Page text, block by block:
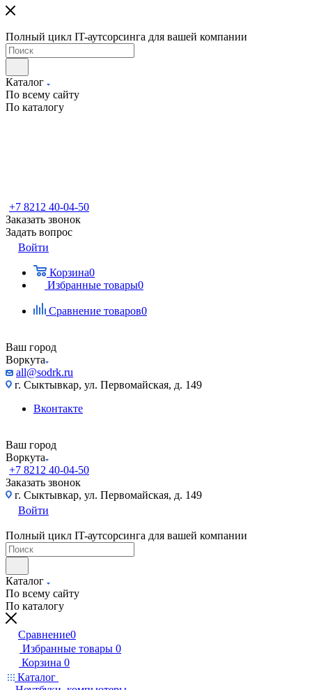
Полный цикл IT-аутсорсинга для вашей компании
Каталог
По всему сайту
По каталогу
+7 8212 40-04-50
Заказать звонок
Задать вопрос
Войти
Корзина0
Избранные товары0
Сравнение товаров0
Ваш город
Воркута
all@sodrk.ru
г. Сыктывкар, ул. Первомайская, д. 149
Вконтакте
Ваш город
Воркута
+7 8212 40-04-50
Заказать звонок
г. Сыктывкар, ул. Первомайская, д. 149
Войти
Полный цикл IT-аутсорсинга для вашей компании
Каталог
По всему сайту
По каталогу
Сравнение0
Избранные товары 0
Корзина 0
Каталог